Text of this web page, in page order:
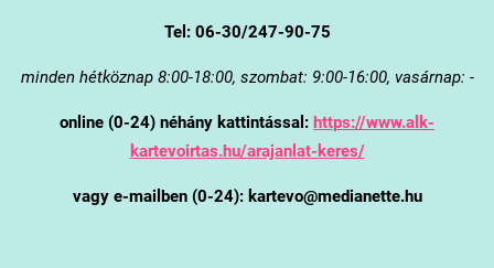
Tel: 06-30/247-90-75
minden hétköznap 8:00-18:00, szombat: 9:00-16:00, vasárnap: -
online (0-24) néhány kattintással: https://www.alk-
kartevoirtas.hu/arajanlat-keres/
vagy e-mailben (0-24): kartevo@medianette.hu